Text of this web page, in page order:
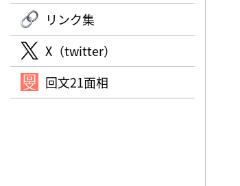
リンク集
X（twitter）
回文21面相